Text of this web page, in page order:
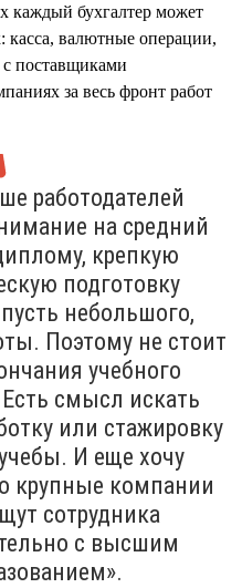
каждый бухгалтер может
касса, валютные операции,
с поставщиками
за весь фронт работ
работодателей
на средний
крепкую
подготовку
небольшого,
Поэтому не стоит
учебного
смысл искать
или стажировку
И еще хочу
крупные компании
сотрудника
с высшим